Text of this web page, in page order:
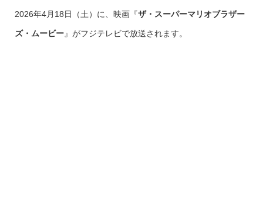
2026年4月18日（土）に、映画『ザ・スーパーマリオブラザー
ズ・ムービー』がフジテレビで放送されます。